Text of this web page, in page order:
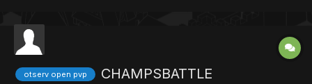
otserv open pvp CHAMPSBATTLE